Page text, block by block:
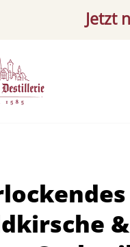
Jetzt